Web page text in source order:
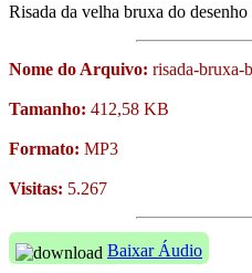
Risada da velha bruxa do
Nome do Arquivo: risada-bruxa-
Tamanho: 412,58 KB
Formato: MP3
Visitas: 5.267
Baixar Áudio